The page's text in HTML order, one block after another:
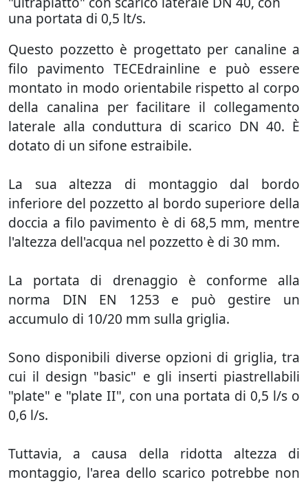
una portata di 0,5 lt/s.
Questo pozzetto è progettato per canaline a
filo pavimento TECEdrainline e può essere
montato in modo orientabile rispetto al corpo
della canalina per facilitare il collegamento
laterale alla conduttura di scarico DN 40. È
dotato di un sifone estraibile.
La sua altezza di montaggio dal bordo
inferiore del pozzetto al bordo superiore della
doccia a filo pavimento è di 68,5 mm, mentre
l'altezza dell'acqua nel pozzetto è di 30 mm.
La portata di drenaggio è conforme alla
norma DIN EN 1253 e può gestire un
accumulo di 10/20 mm sulla griglia.
Sono disponibili diverse opzioni di griglia, tra
cui il design "basic" e gli inserti piastrellabili
"plate" e "plate II", con una portata di 0,5 l/s o
0,6 l/s.
Tuttavia, a causa della ridotta altezza di
montaggio, l'area dello scarico potrebbe non